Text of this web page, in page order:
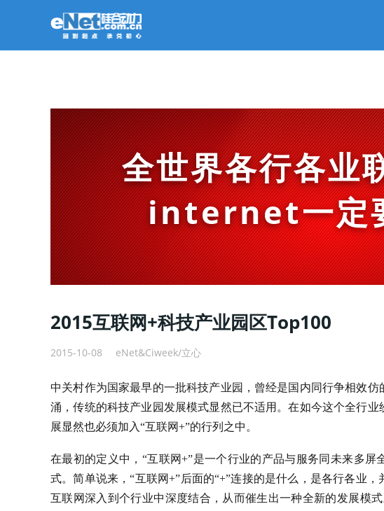
全世界各行各业
internet一定
2015互联网+科技产业园区Top100
2015-10-08 eNet&Ciweek/立心
中关村作为国家最早的一批科技产业园，曾经是国内同行争相效
涌，传统的科技产业园发展模式显然已不适用。在如今这个全行
展显然也必须加入“互联网+”的行列之中。
在最初的定义中，“互联网+”是一个行业的产品与服务同未来多
式。简单说来，“互联网+”后面的“+”连接的是什么，是各行各业
互联网深入到个行业中深度结合，从而催生出一种全新的发展模